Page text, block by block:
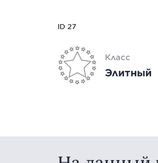
ID 27
Класс
Элитный